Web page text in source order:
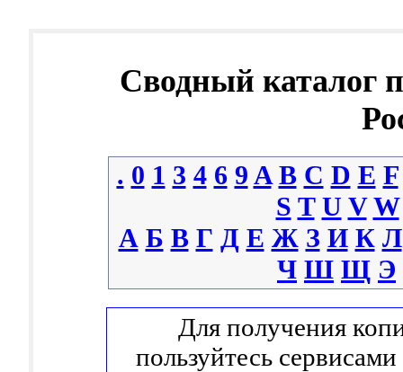
Сводный каталог
. 0 1 3 4 6 9 A B C D E F
S T U V W
А Б В Г Д Е Ж З И К Л
Ч Ш Щ Э
Для получения
пользуйтесь сервисами